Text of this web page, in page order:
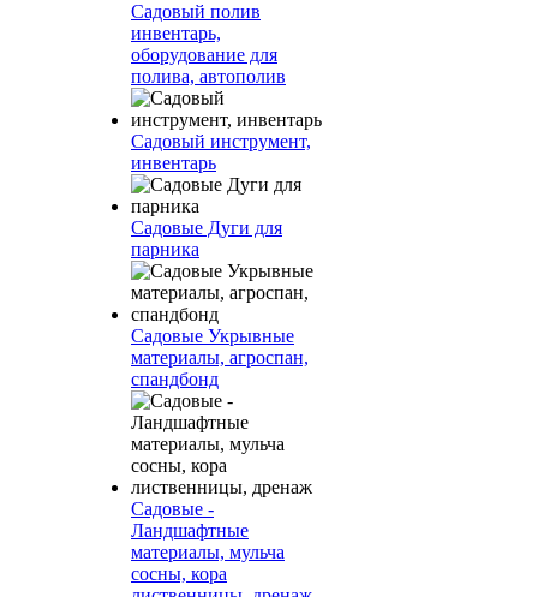
Садовый полив
инвентарь,
оборудование для
полива, автополив
Садовый инструмент,
инвентарь
Садовые Дуги для
парника
Садовые Укрывные
материалы, агроспан,
спандбонд
Садовые -
Ландшафтные
материалы, мульча
сосны, кора